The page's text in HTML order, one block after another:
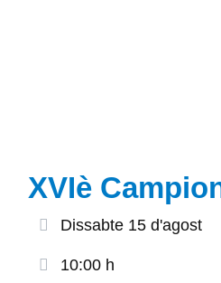
XVIè
Dissabte 15 d'agost
10:00 h